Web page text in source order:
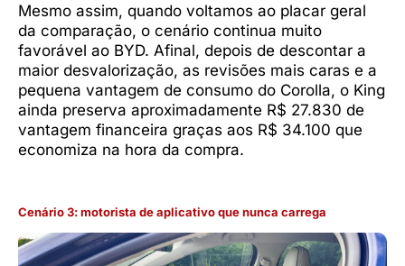
Mesmo assim, quando voltamos ao placar geral
da comparação, o cenário continua muito
favorável ao BYD. Afinal, depois de descontar a
maior desvalorização, as revisões mais caras e a
pequena vantagem de consumo do Corolla, o King
ainda preserva aproximadamente R$ 27.830 de
vantagem financeira graças aos R$ 34.100 que
economiza na hora da compra.
Cenário 3: motorista de aplicativo que nunca carrega